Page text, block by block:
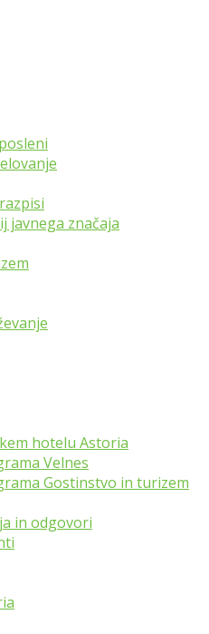
javnega značaja
hotelu Astoria
Velnes
Gostinstvo in turizem
in odgovori